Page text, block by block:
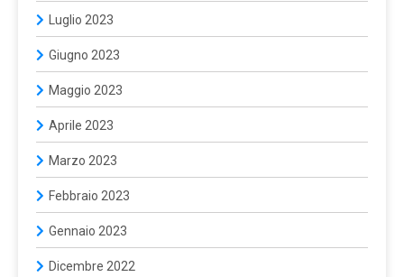
Luglio 2023
Giugno 2023
Maggio 2023
Aprile 2023
Marzo 2023
Febbraio 2023
Gennaio 2023
Dicembre 2022